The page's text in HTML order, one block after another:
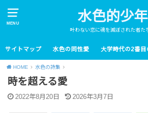
MENU 水色的少年
叶わない恋に魂を滅ぼされた者た
サイトマップ 水色の同性愛 大学時代の2番目
HOME 水色の詩集
時を超える愛
2022年8月20日 2026年3月7日